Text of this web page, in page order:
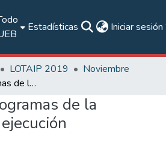
Estadísticas Iniciar sesión
LOTAIP 2019
Noviembre
k) Planes y programas de la institución en ejecución
de la